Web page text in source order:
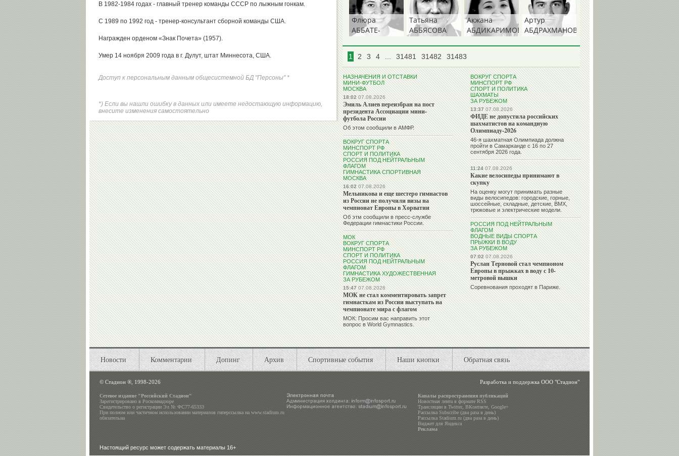
В 1982-1984 годах - главный тренер команды СССР по лыжным гонкам.
С 1989 по 1992 год - тренер-консультант сборной команды США.
Награжден орденом «Знак Почета» (1957).
Умер 14 ноября 2009 года в г. Дулут, штат Миннесота, США.
Доступ к персональным данным общесистемной БД "Персоны" *
*) Если вы нашли ошибку в данных или имеете недостающую информацию,
внесите изменения самостоятельно
Флюра
АББАТЕ-
Татьяна
АББЯСОВА
Акжана
АБДИКАРИМОВА
Артур
АБДРАХМАНОВ
1 2 3 4 31481 31482 31483
НАЗНАЧЕНИЯ И ОТСТАВКИ
МИНИ-ФУТБОЛ
МОСКВА
18:0207.08.2026
Эмиль Алиев переизбран на пост
президента Ассоциации мини-
футбола России
Об этом сообщили в АМФР.
ВОКРУГ СПОРТА
МИНСПОРТ РФ
СПОРТ И ПОЛИТИКА
РОССИЯ ПОД НЕЙТРАЛЬНЫМ
ФЛАГОМ
ГИМНАСТИКА СПОРТИВНАЯ
МОСКВА
16:0207.08.2026
Мельникова и еще шестеро гимнастов
из России не получили визы на
чемпионат Европы в Хорватии
Об этм сообщили в пресс-службе
Федерации гимнастики России.
МОК
ВОКРУГ СПОРТА
МИНСПОРТ РФ
СПОРТ И ПОЛИТИКА
РОССИЯ ПОД НЕЙТРАЛЬНЫМ
ФЛАГОМ
ГИМНАСТИКА ХУДОЖЕСТВЕННАЯ
ЗА РУБЕЖОМ
15:4707.08.2026
МОК не стал комментировать запрет
гимнасткам из России выступать на
чемпионате мира с флагом
МОК: Просим вас направить этот
вопрос в World Gymnastics.
ВОКРУГ СПОРТА
МИНСПОРТ РФ
СПОРТ И ПОЛИТИКА
ШАХМАТЫ
ЗА РУБЕЖОМ
13:3707.08.2026
ФИДЕ не допустила российских
шахматистов на командную
Олимпиаду-2026
46-я шахматная Олимпиада должна
пройти в Самарканде с 16 по 27
сентября 2026 года.
11:2407.08.2026
Какие велосипеды принимают в
скупку
На оценку могут принимать разные
виды велосипедов: городские, горные,
шоссейные, складные, детские, BMX,
трюковые и электрические модели.
РОССИЯ ПОД НЕЙТРАЛЬНЫМ
ФЛАГОМ
ВОДНЫЕ ВИДЫ СПОРТА
ПРЫЖКИ В ВОДУ
ЗА РУБЕЖОМ
07:0207.08.2026
Руслан Терновой стал чемпионом
Европы в прыжках в воду с 10-
метровой вышки
Соревнования проходят в Париже.
Новости Комментарии Допинг Архив Спортивные события Наши кнопки Обратная связь
©Стадион ®, 1998-2026 Разработка и поддержкаООО "Стадион"
Сетевое издание "Российский Стадион"
Зарегистрировано в Роскомнадзоре
Свидетельство о регистрации Эл № ФС77-65333
При полном или частичном использовании материалов гиперссылка наwww.stadium.ru
обязательна
Каналы распространения публикаций
Новостная лента в формате RSS
Трансляции вTwitter,ВКонтакте,Google+
Рассылка Subscribe (два раза в день)
Рассылка Stadium.ru (два раза в день)
Виджет для Яндекса
Реклама
Настоящий ресурс может содержать материалы 16+